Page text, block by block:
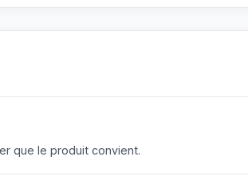
que le produit convient.